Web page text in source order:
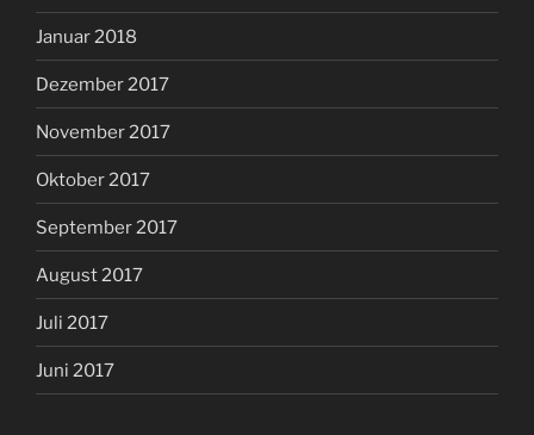
Januar 2018
Dezember 2017
November 2017
Oktober 2017
September 2017
August 2017
Juli 2017
Juni 2017